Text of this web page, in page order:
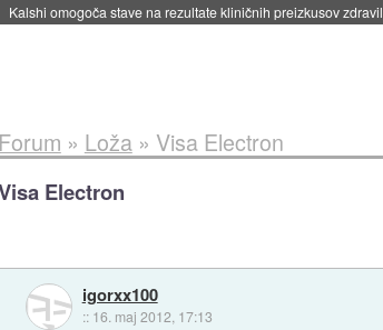
Kalshi omogoča stave na rezultate kliničnih preizkusov zdravil
Forum » Loža» Visa Electron
Electron
igorxx100
:: 16. maj 2012, 17:13